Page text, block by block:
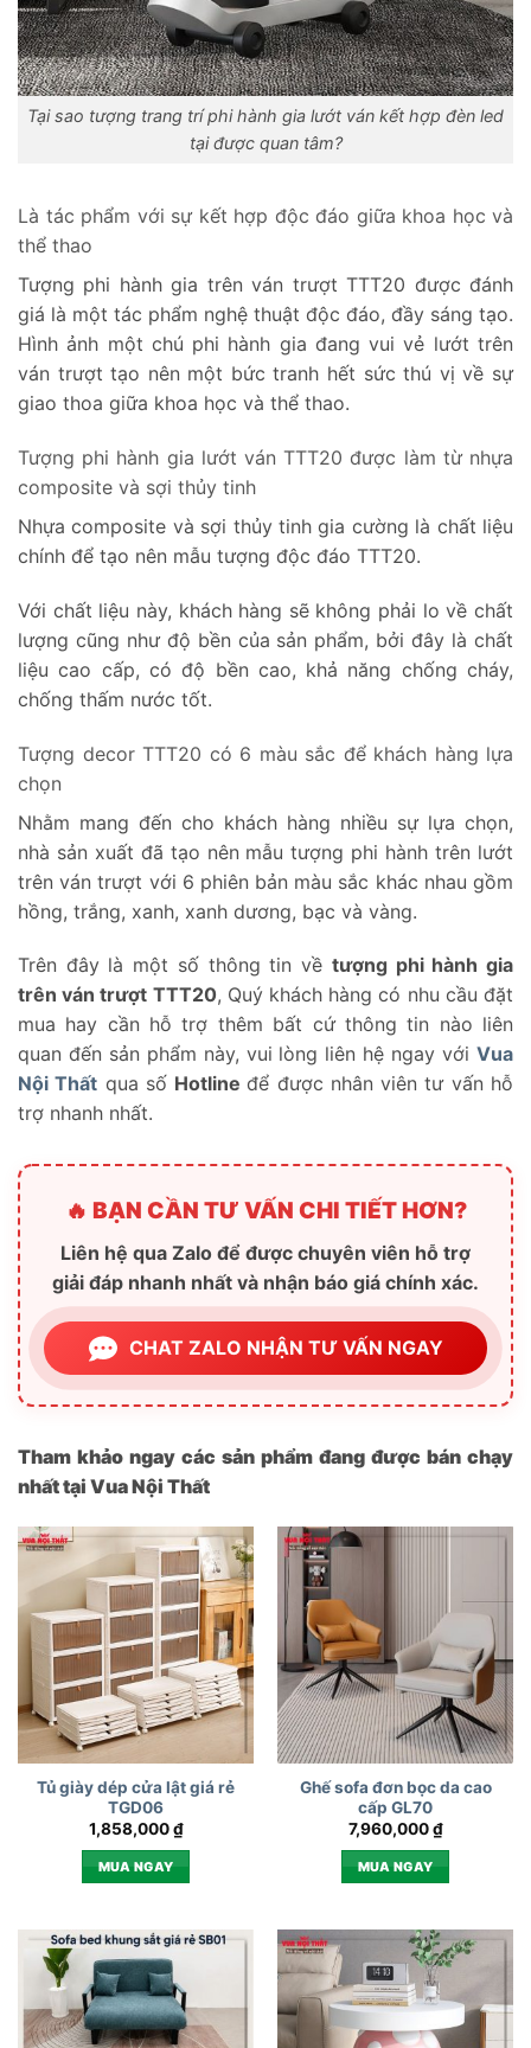
Tại sao tượng trang trí phi hành gia lướt ván kết hợp đèn led
tại được quan tâm?
Là tác phẩm với sự kết hợp độc đáo giữa khoa học và
thể thao
Tượng phi hành gia trên ván trượt TTT20 được đánh
giá là một tác phẩm nghệ thuật độc đáo, đầy sáng tạo.
Hình ảnh một chú phi hành gia đang vui vẻ lướt trên
ván trượt tạo nên một bức tranh hết sức thú vị về sự
giao thoa giữa khoa học và thể thao.
Tượng phi hành gia lướt ván TTT20 được làm từ nhựa
composite và sợi thủy tinh
Nhựa composite và sợi thủy tinh gia cường là chất liệu
chính để tạo nên mẫu tượng độc đáo TTT20.
Với chất liệu này, khách hàng sẽ không phải lo về chất
lượng cũng như độ bền của sản phẩm, bởi đây là chất
liệu cao cấp, có độ bền cao, khả năng chống cháy,
chống thấm nước tốt.
Tượng decor TTT20 có 6 màu sắc để khách hàng lựa
chọn
Nhằm mang đến cho khách hàng nhiều sự lựa chọn,
nhà sản xuất đã tạo nên mẫu tượng phi hành trên lướt
trên ván trượt với 6 phiên bản màu sắc khác nhau gồm
hồng, trắng, xanh, xanh dương, bạc và vàng.
Trên đây là một số thông tin về tượng phi hành gia
trên ván trượt TTT20, Quý khách hàng có nhu cầu đặt
mua hay cần hỗ trợ thêm bất cứ thông tin nào liên
quan đến sản phẩm này, vui lòng liên hệ ngay với Vua
Nội Thất qua số Hotlineđể được nhân viên tư vấn hỗ
trợ nhanh nhất.
🔥 BẠN CẦN TƯ VẤN CHI TIẾT HƠN?
Liên hệ qua Zalo để được chuyên viên hỗ trợ
giải đáp nhanh nhất và nhận báo giá chính xác.
CHAT ZALO NHẬN TƯ VẤN NGAY
Tham khảo ngay các sản phẩm đang được bán chạy
nhất tại Vua Nội Thất
Tủ giày dép cửa lật giá rẻ
TGD06
1,858,000₫
MUA NGAY
Ghế sofa đơn bọc da cao
cấp GL70
7,960,000₫
MUA NGAY